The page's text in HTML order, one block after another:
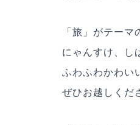
「旅」がテー
にゃんすけ、し
ふわふわかわい
ぜひお越しくだ